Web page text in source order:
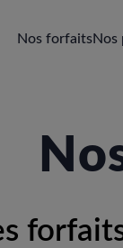
Nos forfaits